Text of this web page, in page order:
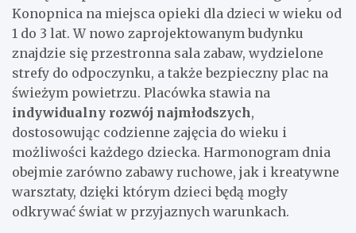
Konopnica na miejsca opieki dla dzieci w wieku od
1 do 3 lat. W nowo zaprojektowanym budynku
znajdzie się przestronna sala zabaw, wydzielone
strefy do odpoczynku, a także bezpieczny plac na
świeżym powietrzu. Placówka stawia na
indywidualny rozwój najmłodszych,
dostosowując codzienne zajęcia do wieku i
możliwości każdego dziecka. Harmonogram dnia
obejmie zarówno zabawy ruchowe, jak i kreatywne
warsztaty, dzięki którym dzieci będą mogły
odkrywać świat w przyjaznych warunkach.